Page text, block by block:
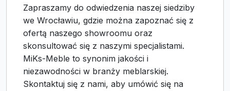
Zapraszamy do odwiedzenia naszej siedziby
we Wrocławiu, gdzie można zapoznać się z
ofertą naszego showroomu oraz
skonsultować się z naszymi specjalistami.
MiKs-Meble to synonim jakości i
niezawodności w branży meblarskiej.
Skontaktuj się z nami, aby umówić się na